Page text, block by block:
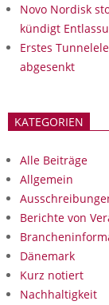
Novo Nordisk
kündigt
Erstes
abgesenkt
KATEGORIEN
Alle Beiträge
Allgemein
Berichte von
Dänemark
Kurz notiert
Nachhaltigkeit